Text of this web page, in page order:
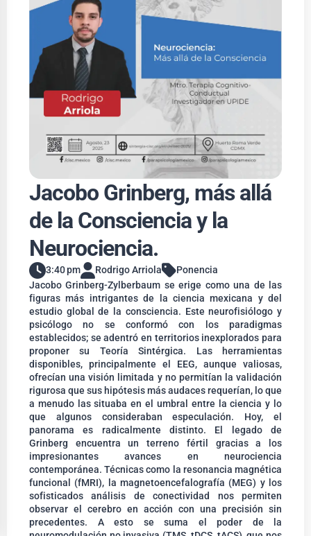
Jacobo Grinberg, más allá
de la Consciencia y la
Neurociencia.
3:40 pm Rodrigo Arriola
Ponencia
Jacobo Grinberg-Zylberbaum se erige como una de las
figuras más intrigantes de la ciencia mexicana y del
estudio global de la consciencia. Este neurofisiólogo y
psicólogo no se conformó con los paradigmas
establecidos; se adentró en territorios inexplorados para
proponer su Teoría Sintérgica. Las herramientas
disponibles, principalmente el EEG, aunque valiosas,
ofrecían una visión limitada y no permitían la validación
rigurosa que sus hipótesis más audaces requerían, lo que
a menudo las situaba en el umbral entre la ciencia y lo
que algunos consideraban especulación. Hoy, el
panorama es radicalmente distinto. El legado de
Grinberg encuentra un terreno fértil gracias a los
impresionantes avances en neurociencia
contemporánea. Técnicas como la resonancia magnética
funcional (fMRI), la magnetoencefalografía (MEG) y los
sofisticados análisis de conectividad nos permiten
observar el cerebro en acción con una precisión sin
precedentes. A esto se suma el poder de la